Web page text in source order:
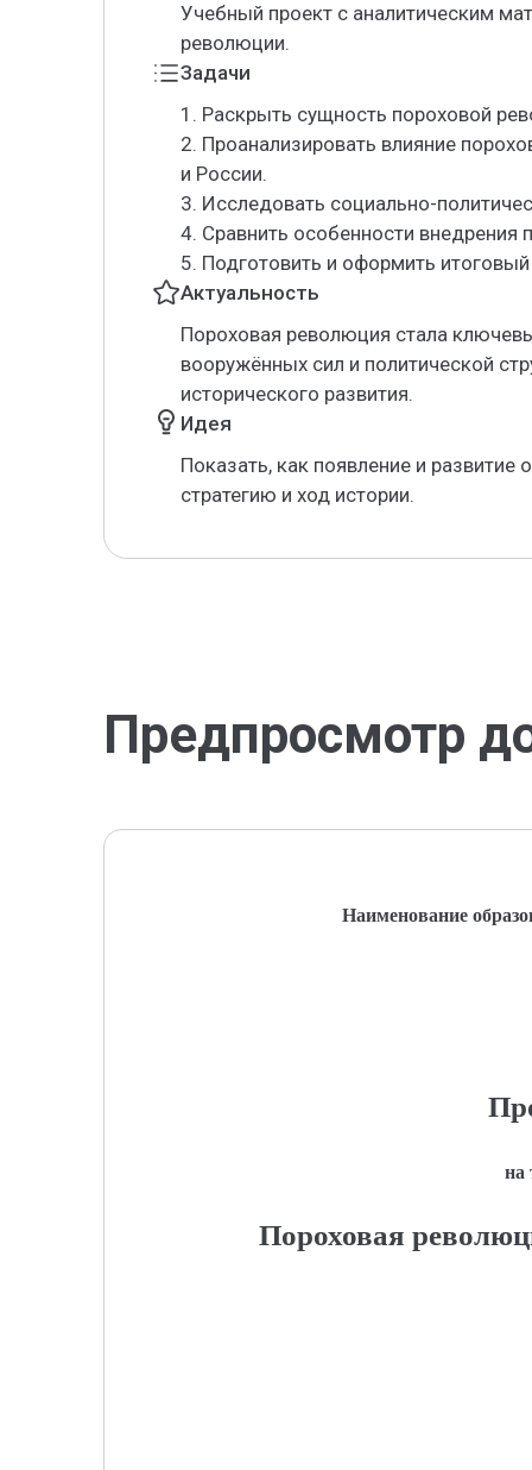
Учебный проект с аналитическим
революции.
Задачи
1. Раскрыть сущность пороховой
2. Проанализировать влияние
и России.
3. Исследовать социально-
4. Сравнить особенности внедрения
5. Подготовить и оформить
Актуальность
Пороховая революция стала
вооружённых сил и политической
исторического развития.
Идея
Показать, как появление и
стратегию и ход истории.
Предпросмотр
Наименование
на
Пороховая